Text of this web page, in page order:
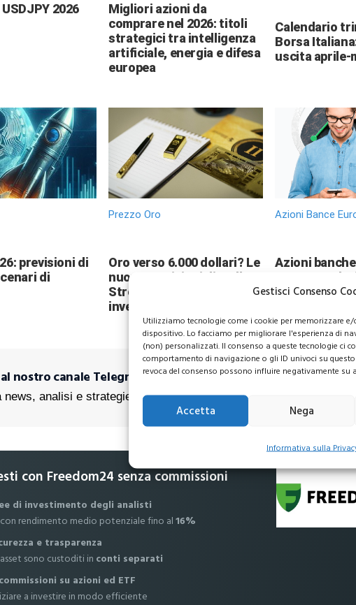
Gestisci Consenso
Utilizziamo tecnologie come i cookie per memorizzare
dispositivo. Lo facciamo per migliorare l'esperienza di
(non) personalizzati. Il consenso a queste tecnologie ci
comportamento di navigazione o gli ID univoci su
revoca del consenso possono influire negativamente su
Accetta Nega
Informativa sulla
2026
Migliori azioni da
comprare nel 2026: titoli
strategici tra intelligenza
artificiale, energia e difesa
europea
Calendario
Borsa
uscita aprile-
previsioni di
di
Prezzo Oro
Oro verso 6.000 dollari? Le
nuove previsioni di Wall
Street sorprendono gli
investitori
Azioni Bance
Azioni
mettere nel
prossimi mesi
nostro canale Telegram!
news, analisi e strategie esclusive per i tuoi investimenti
con Freedom24 senza commissioni
di investimento degli analisti
rendimento medio potenziale fino al16%
e trasparenza
sono custoditi in conti separati
su azioni ed ETF
a investire in modo efficiente